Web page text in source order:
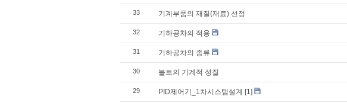
33 기계부품의 재질(재료) 선정
32 기하공차의 적용
31 기하공차의 종류
30 볼트의 기계적 성질
29 PID제어기_1차시스템설계 [1]